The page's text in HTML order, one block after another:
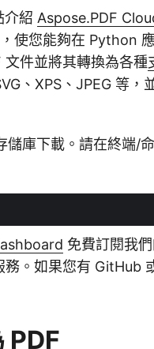
介紹 Aspose.PDF
使您能夠在 Python
件並將其轉換為各種
、XPS、JPEG 等，
儲庫下載。請在終端/
免費訂閱我
。如果您有 GitHub
PDF